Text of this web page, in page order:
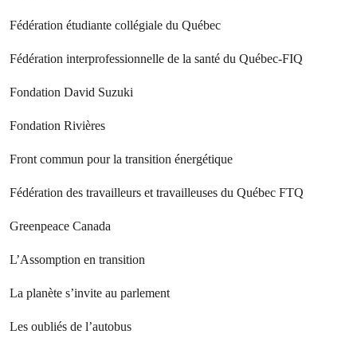
Fédération étudiante collégiale du Québec
Fédération interprofessionnelle de la santé du Québec-FIQ
Fondation David Suzuki
Fondation Rivières
Front commun pour la transition énergétique
Fédération des travailleurs et travailleuses du Québec FTQ
Greenpeace Canada
L’Assomption en transition
La planète s’invite au parlement
Les oubliés de l’autobus